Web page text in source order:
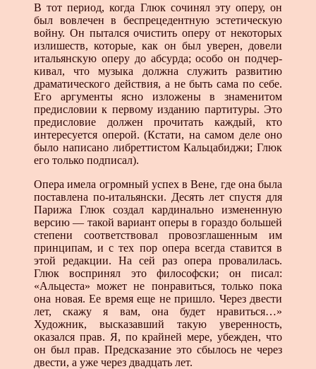
В тот период, когда Глюк сочинял эту оперу, он
был вовле­чен в беспрецедентную эстетическую
войну. Он пытался очи­стить оперу от некоторых
излишеств, которые, как он был уверен, довели
итальянскую оперу до абсурда; особо он подчер­
кивал, что музыка должна служить развитию
драматического действия, а не быть сама по себе.
Его аргументы ясно изложе­ны в знаменитом
предисловии к первому изданию партитуры. Это
предисловие должен прочитать каждый, кто
интересуется оперой. (Кстати, на самом деле оно
было написано либретти­стом Кальцабиджи; Глюк
его только подписал).
Опера имела огромный успех в Вене, где она была
по­ставлена по-итальянски. Десять лет спустя для
Парижа Глюк создал кардинально измененную
версию — такой вариант оперы в гораздо большей
степени соответствовал провозгла­шенным им
принципам, и с тех пор опера всегда ставится в
этой редакции. На сей раз опера провалилась.
Глюк вос­принял это философски; он писал:
«Альцеста» может не понравиться, только пока
она новая. Ее время еще не при­шло. Через двести
лет, скажу я вам, она будет нравиться…»
Художник, высказавший такую уверенность,
оказался прав. Я, по крайней мере, убежден, что
он был прав. Предсказание это сбылось не через
двести, а уже через двадцать лет.